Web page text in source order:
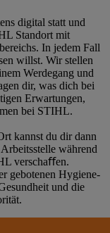
digital statt und
Standort mit
In jedem Fall
willst. Wir stellen
Werdegang und
dir, was dich bei
Erwartungen,
bei STIHL.
kannst du dir dann
während
verschaﬀen.
gebotenen Hygiene-
und die